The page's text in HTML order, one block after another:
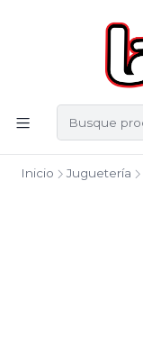
Inicio Juguetería